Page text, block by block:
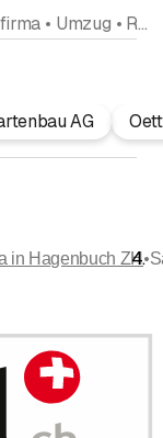
Umzugsfirma • Umzug • Reinigungsfirma • Reinigungsunternehmung • Räumungen • Entsorgung Recycling • Hauswartungen Liegenschaftenservice • Unterhaltsreinigung • Transporte
AG
in Hagenbuch ZH•